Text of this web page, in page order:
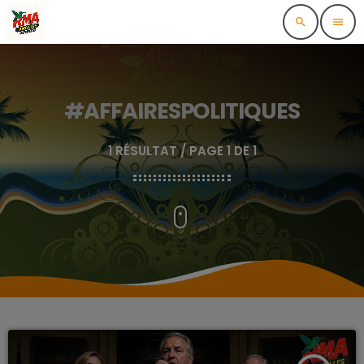
search menu
#AFFAIRESPOLITIQUES
1 RÉSULTAT / PAGE 1 DE 1